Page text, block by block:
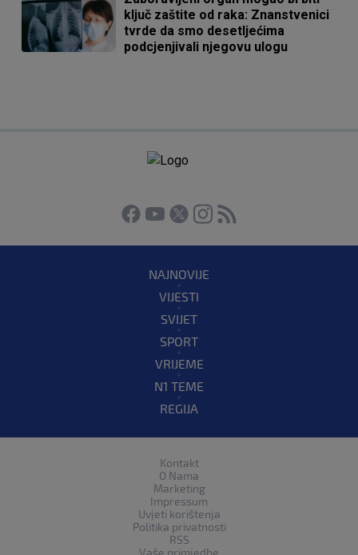
ključ zaštite od raka: Znanstvenici
tvrde da smo desetljećima
podcjenjivali njegovu ulogu
NAJNOVIJE
VIJESTI
SVIJET
SPORT
VRIJEME
N1 TEME
REGIJA
Kontakt
O Nama
Marketing
Impressum
Uvjeti korištenja
Politika privatnosti
RSS
Vaše primjedbe